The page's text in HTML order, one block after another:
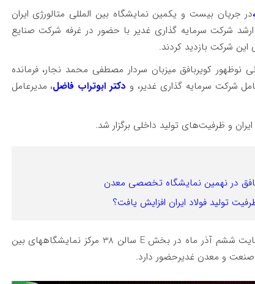
در جریان بیست و یکمین نمایشگاه بین المللی متالورژی ایران
ارشد شرکت سرمایه گذاری غدیر با حضور در غرفه شرکت صنایع
این شرکت بازدید کردند.
نوظهور کویربافق میزبان سردار مصطفی محمد نجار، فرمانده
شرکت سرمایه گذاری غدیر، و دکتر ابوتراب فاضل، مدیرعامل
و ظرفیت‌های تولید داخلی برگزار شد.
در نهمین نمایشگاه تخصصی معدن
تولید فولاد ایران افزایش یافت؟
شرکت صنایع معدنی نوظهور کویر بافق از تاریخ سوم لغایت ششم آذر ماه در بخش E سالن 38 مرکز نمایشگاههای بین
صنعت و معدن غدیرحضور دارد.